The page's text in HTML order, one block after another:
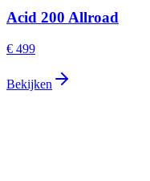
Acid 200 Allroad
€ 499
Bekijken